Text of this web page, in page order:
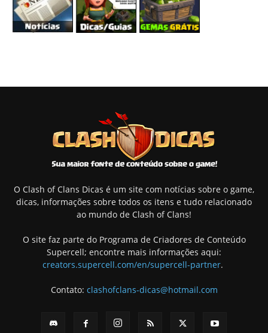
O Clash of Clans Dicas é um site com notícias sobre o game,
dicas, informações sobre todos os itens e tudo relacionado
ao mundo de Clash of Clans!
O site faz parte do Programa de Criadores de Conteúdo
Supercell; encontre mais informações aqui:
creators.supercell.com/en/supercell-partner.
Contato: clashofclans-dicas@hotmail.com